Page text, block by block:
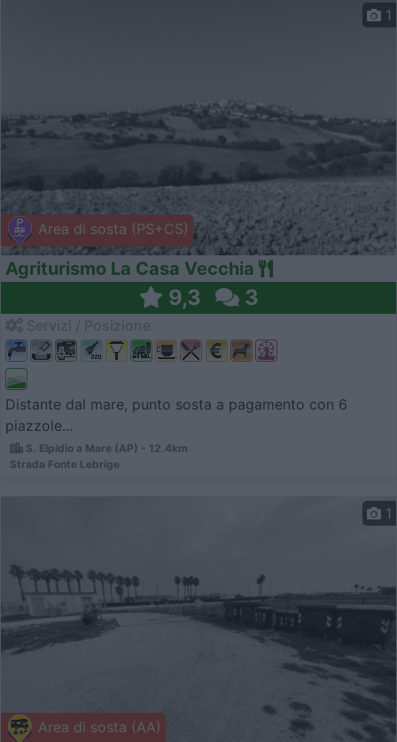
Area di sosta (PS+CS)
1
Agriturismo La Casa Vecchia
9,3 3
Distante dal mare, punto sosta a pagamento con 6
piazzole...
S. Elpidio a Mare (AP) - 12.4km
Strada Fonte Lebrige
Area di sosta (AA)
1